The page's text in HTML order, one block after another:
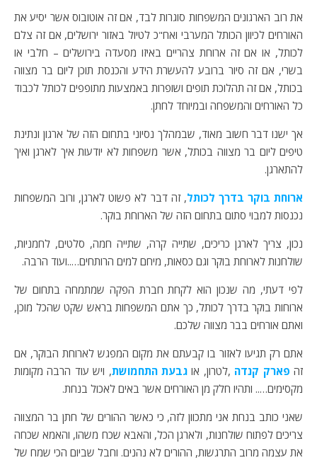
את רוב הארגונים המשפחות סוגרות לבד, אם זה אוטובוס אשר יסיע את
האורחים לכיוון הכותל המערבי ואח"כ לטיול באזור ירושלים, אם זה צלם
לכותל, או אם זה ארוחת צהריים באיזו מסעדה בירושלים – חלבי או
בשרי, אם זה סיור ברובע להעשרת הידע והכנסת תוכן ליום בר מצווה
בכותל, אם זה תהלוכת תופים ושופרות באמצעות מתופפים לכותל לכבוד
כל האורחים והמשפחה ובמיוחד לחתן.
אך ישנו דבר חשוב מאוד, שבמהלך נסיוני בתחום הזה של ארגון ונתינת
טיפים ליום בר מצווה בכותל, אשר משפחות לא יודעות איך לארגן ואיך
להתארגן.
ארוחת בוקר בדרך לכותל, זה דבר לא פשוט לארגן, ורוב המשפחות
נכנסות למבוי סתום בתחום הזה של הארוחת בוקר.
נכון, צריך לארגן כריכים, שתייה קרה, שתייה חמה, סלטים, לחמניות,
שולחנות לארוחת בוקר וגם כסאות, מיחם למים הרותחים…..ועוד הרבה.
לפי דעתי, מה שנכון הוא לקחת חברת הפקה שמתמחה בתחום של
ארוחות בוקר בדרך לכותל, כך אתם המשפחות בראש שקט שהכל מוכן,
ואתם אורחים בבר מצווה שלכם.
אתם רק תגיעו לאזור בו קבעתם את מקום המפגש לארוחת הבוקר, אם
זה פארק קנדה ,לטרון, או גבעת התחמושת, ויש עוד הרבה מקומות
מקסימים….. ותהיו חלק מן האורחים אשר באים לאכול בנחת.
שאני כותב בנחת אני מתכוון לזה, כי כאשר ההורים של חתן בר המצווה
צריכים לפתוח שולחנות, ולארגן הכל, והאבא שכח משהו, והאמא שכחה
את עצמה מרוב התרגשות, ההורים לא נהנים. וחבל שביום הכי שמח של